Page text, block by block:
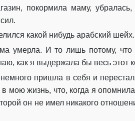
Глава 51
Глава 52
Глава 54
Глава 55
покормила маму, убралась,
какой нибудь арабский шейх.
умерла. И то лишь потому,
как я выдержала бы весь этот
пришла в себя и
мою жизнь, что, когда я
он не имел никакого